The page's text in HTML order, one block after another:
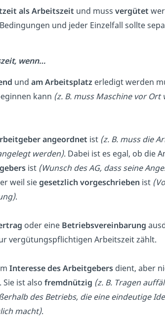
als Arbeitszeit und muss vergütet
und jeder Einzelfall sollte
wenn…
und am Arbeitsplatz erledigt werden
kann (z. B. muss Maschine vor
angeordnet ist (z. B. muss die
werden). Dabei ist es egal, ob die
ist (Wunsch des AG, dass seine
weil siegesetzlich vorgeschrieben ist
.
oder eine Betriebsvereinbarung
vergütungspflichtigen Arbeitszeit zählt.
Interesse des Arbeitgebers dient, aber
ist also fremdnützig (z. B. Tragen
des Betriebs, die eine eindeutige
macht).